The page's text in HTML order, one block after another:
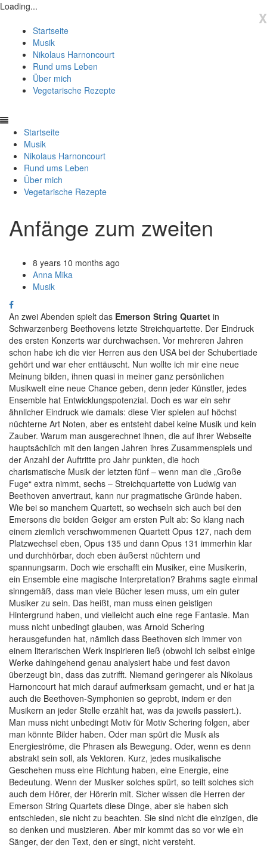
Loading...
X
Startseite
Musik
Nikolaus Harnoncourt
Rund ums Leben
Über mich
Vegetarische Rezepte
Startseite
Musik
Nikolaus Harnoncourt
Rund ums Leben
Über mich
Vegetarische Rezepte
Anfänge zum zweiten
8 years 10 months ago
Anna Mika
Musik
An zwei Abenden spielt das Emerson String Quartet in
Schwarzenberg Beethovens letzte Streichquartette. Der Eindruck
des ersten Konzerts war durchwachsen. Vor mehreren Jahren
schon habe ich die vier Herren aus den USA bei der Schubertiade
gehört und war eher enttäuscht. Nun wollte ich mir eine neue
Meinung bilden, ihnen quasi in meiner ganz persönlichen
Musikwelt eine neue Chance geben, denn jeder Künstler, jedes
Ensemble hat Entwicklungspotenzial. Doch es war ein sehr
ähnlicher Eindruck wie damals: diese Vier spielen auf höchst
nüchterne Art Noten, aber es entsteht dabei keine Musik und kein
Zauber. Warum man ausgerechnet ihnen, die auf ihrer Webseite
hauptsächlich mit den langen Jahren ihres Zusammenspiels und
der Anzahl der Auftritte pro Jahr punkten, die hoch
charismatische Musik der letzten fünf – wenn man die „Große
Fuge“ extra nimmt, sechs – Streichquartette von Ludwig van
Beethoven anvertraut, kann nur pragmatische Gründe haben.
Wie bei so manchem Quartett, so wechseln sich auch bei den
Emersons die beiden Geiger am ersten Pult ab: So klang nach
einem ziemlich verschwommenen Quartett Opus 127, nach dem
Platzwechsel eben, Opus 135 und dann Opus 131 immerhin klar
und durchhörbar, doch eben äußerst nüchtern und
spannungsarm. Doch wie erschafft ein Musiker, eine Musikerin,
ein Ensemble eine magische Interpretation? Brahms sagte einmal
sinngemäß, dass man viele Bücher lesen muss, um ein guter
Musiker zu sein. Das heißt, man muss einen geistigen
Hintergrund haben, und vielleicht auch eine rege Fantasie. Man
muss nicht unbedingt glauben, was Arnold Schering
herausgefunden hat, nämlich dass Beethoven sich immer von
einem literarischen Werk inspirieren ließ (obwohl ich selbst einige
Werke dahingehend genau analysiert habe und fest davon
überzeugt bin, dass das zutrifft. Niemand geringerer als Nikolaus
Harnoncourt hat mich darauf aufmerksam gemacht, und er hat ja
auch die Beethoven-Symphonien so geprobt, indem er den
Musikern an jeder Stelle erzählt hat, was da jeweils passiert.).
Man muss nicht unbedingt Motiv für Motiv Schering folgen, aber
man könnte Bilder haben. Oder man spürt die Musik als
Energieströme, die Phrasen als Bewegung. Oder, wenn es denn
abstrakt sein soll, als Vektoren. Kurz, jedes musikalische
Geschehen muss eine Richtung haben, eine Energie, eine
Bedeutung. Wenn der Musiker solches spürt, so teilt solches sich
auch dem Hörer, der Hörerin mit. Sicher wissen die Herren der
Emerson String Quartets diese Dinge, aber sie haben sich
entschieden, sie nicht zu beachten. Sie sind nicht die einzigen, die
so denken und musizieren. Aber mir kommt das so vor wie ein
Sänger, der den Text, den er singt, nicht versteht.